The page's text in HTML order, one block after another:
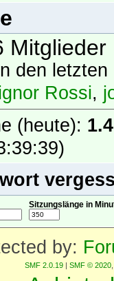
Mitglieder
den letzten
Rossi,
(heute):
Sitzungslänge in
by:
SMF 2.0.19 | SMF © 2020